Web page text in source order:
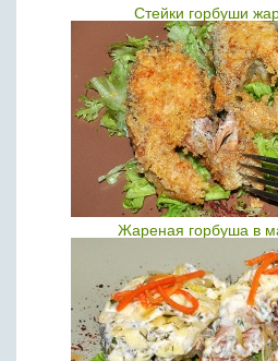
Стейки горбуши
Жареная горбуша в